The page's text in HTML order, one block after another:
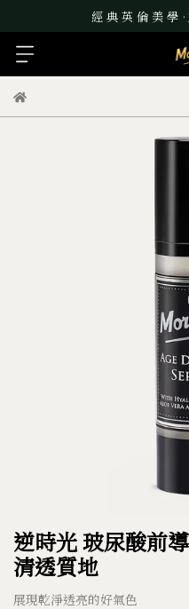
經 典 英 倫 美 學
逆時光 玻尿酸前
清透質地
展現乾淨透亮的好氣色